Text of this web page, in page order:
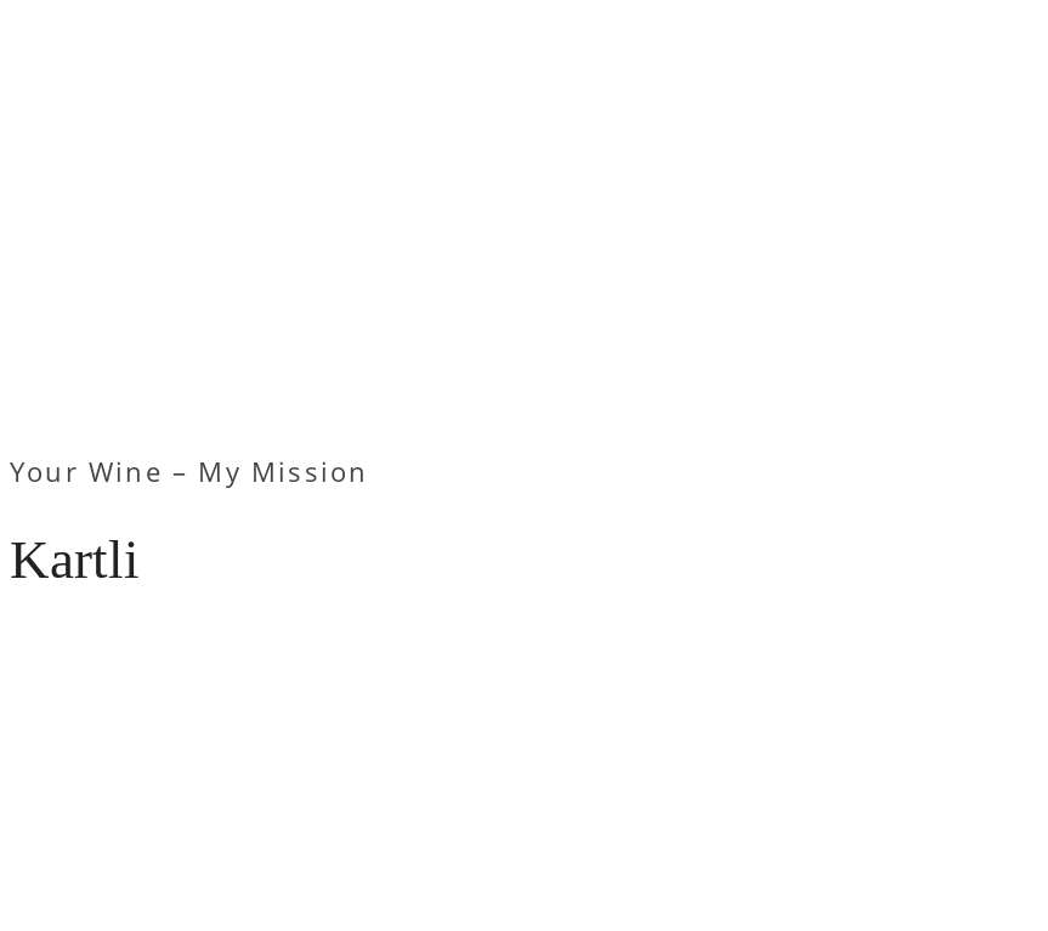
Your Wine – My Mission
Kartli